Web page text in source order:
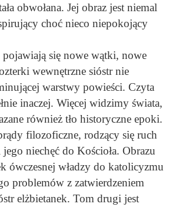
obwołana. Jej obraz jest niemal
choć nieco niepokojący
się nowe wątki, nowe
wewnętrzne sióstr nie
warstwy powieści. Czyta
inaczej. Więcej widzimy świata,
również tło historyczne epoki.
filozoficzne, rodzący się ruch
niechęć do Kościoła. Obrazu
ówczesnej władzy do katolicyzmu
problemów z zatwierdzeniem
elżbietanek. Tom drugi jest